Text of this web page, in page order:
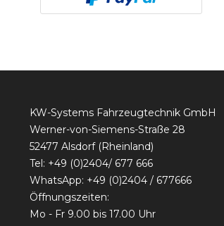
KW-Systems Fahrzeugtechnik GmbH
Werner-von-Siemens-Straße 28
52477 Alsdorf (Rheinland)
Tel: +49 (0)2404/ 677 666
WhatsApp: +49 (0)2404 / 677666
Öffnungszeiten:
Mo - Fr 9.00 bis 17.00 Uhr